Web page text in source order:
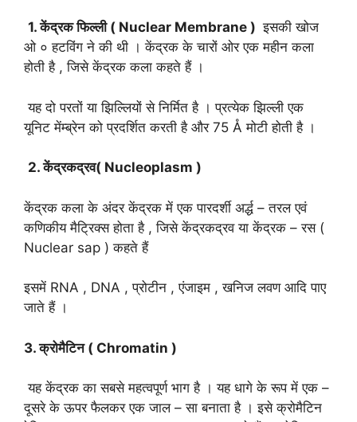
1. केंद्रक फिल्ली ( Nuclear Membrane ) इसकी खोज
ओ ० हटविंग ने की थी । केंद्रक के चारों ओर एक महीन कला
होती है , जिसे केंद्रक कला कहते हैं ।
यह दो परतों या झिल्लियों से निर्मित है । प्रत्येक झिल्ली एक
यूनिट मेंम्ब्रेन को प्रदर्शित करती है और 75 Å मोटी होती है ।
2. केंद्रकद्रव( Nucleoplasm )
केंद्रक कला के अंदर केंद्रक में एक पारदर्शी अर्द्ध – तरल एवं
कणिकीय मैट्रिक्स होता है , जिसे केंद्रकद्रव या केंद्रक – रस (
Nuclear sap ) कहते हैं
इसमें RNA , DNA , प्रोटीन , एंजाइम , खनिज लवण आदि पाए
जाते हैं ।
3. क्रोमैटिन ( Chromatin )
यह केंद्रक का सबसे महत्वपूर्ण भाग है । यह धागे के रूप में एक –
दूसरे के ऊपर फैलकर एक जाल – सा बनाता है । इसे क्रोमैटिन